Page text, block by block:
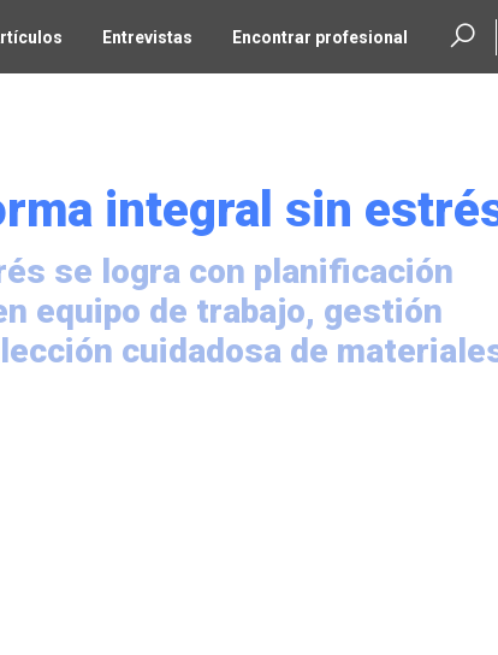
Entrevistas Encontrar profesional
integral sin
se logra con planificación
equipo de trabajo, gestión
cuidadosa de